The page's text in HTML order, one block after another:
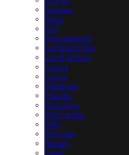
Jaguar
Jeep
KIA
Koenigsegg
Lamborghini
Land Rover
Lexus
Lotus
Maserati
Mazda
McLaren
Mercedes
Mini
Morgan
Nissan